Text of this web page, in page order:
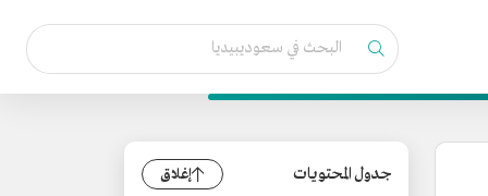
جدول المحتويات إغلاق